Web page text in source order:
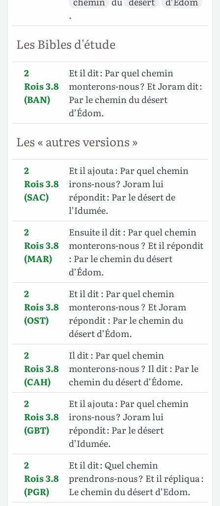
.
Les Bibles d'étude
2
Rois 3.8
(BAN)
Et il dit : Par quel chemin
monterons-nous ? Et Joram dit :
Par le chemin du désert
d’Édom.
Les « autres versions »
2
Rois 3.8
(SAC)
Et il ajouta : Par quel chemin
irons-nous ? Joram lui
répondit : Par le désert de
l’Idumée.
2
Rois 3.8
(MAR)
Ensuite il dit : Par quel chemin
monterons-nous ? Et il répondit
: Par le chemin du désert
d’Édom.
2
Rois 3.8
(OST)
Et il dit : Par quel chemin
monterons-nous ? Et Joram
répondit : Par le chemin du
désert d’Édom.
2
Rois 3.8
(CAH)
Il dit : Par quel chemin
monterons-nous ? Il dit : Par le
chemin du désert d’Édome.
2
Rois 3.8
(GBT)
Et il ajouta : Par quel chemin
irons-nous ? Joram lui
répondit : Par le désert
d’Idumée.
2
Rois 3.8
(PGR)
Et il dit : Quel chemin
prendrons-nous ? Et il répliqua :
Le chemin du désert d’Edom.